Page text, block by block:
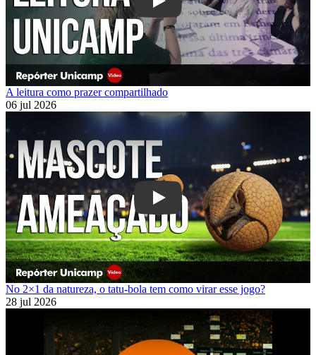
Play
A leitura como prazer compartilhado
06 jul 2026
Play
No 2×1 da natureza, o tatu-bola tem como virar esse jogo?
28 jul 2026